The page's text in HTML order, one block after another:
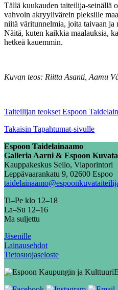
Tällä kuukauden taiteilija-seinällä
vahvoin akryylivärein pleksille
niitä väritunnelmia, joita taivaan ja
Näitä, kuten kaikkia maalauksia,
hetkeä kauemmin.
Kuvan teos: Riitta Asanti, Aamu
Taiteilijan teokset Espoon
Takaisin Tapahtumat-sivulle
Espoon Taidelainaamo
Galleria Aarni & Espoon
Kauppakeskus Sello, Viaporintori
Leppävaarankatu 9, 02600 Espoo
Ti–Pe klo 12–18
La–Su 12–16
Ma suljettu
Jäsenille
Lainausehdot
Tietosuojaseloste